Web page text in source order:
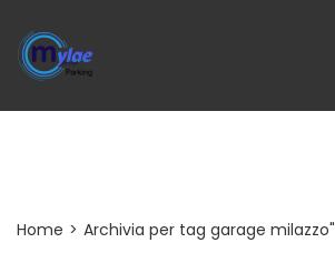
Home > Archivia per tag garage milazzo"